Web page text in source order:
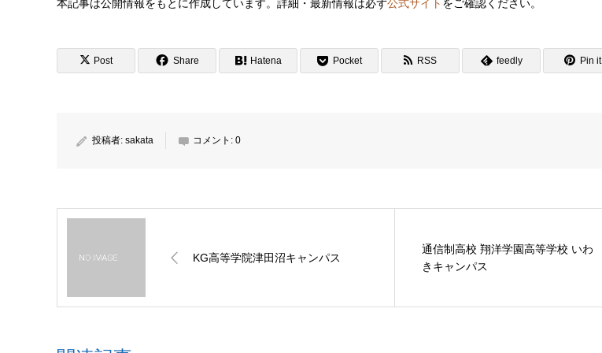
本記事は公開情報をもとに作成しています。詳細・最新情報は必ず公式サイト をご確認ください。
Post Share Hatena Pocket RSS feedly Pin it
投稿者: sakata コメント: 0
KG高等学院津田沼キャンパス
通信制高校 翔洋学園高等学校 いわ
きキャンパス